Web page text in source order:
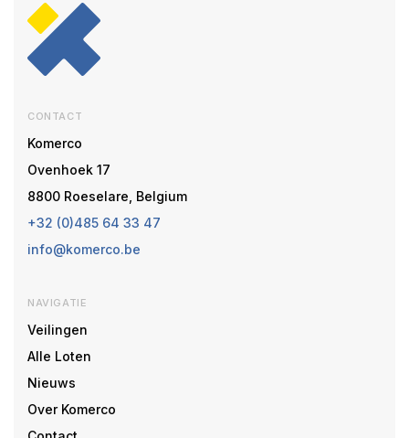
CONTACT
Komerco
Ovenhoek 17
8800 Roeselare, Belgium
+32 (0)485 64 33 47
info@komerco.be
NAVIGATIE
Veilingen
Alle Loten
Nieuws
Over Komerco